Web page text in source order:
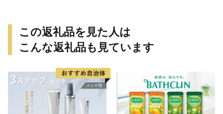
この返礼品を見た人は
こんな返礼品も見ています